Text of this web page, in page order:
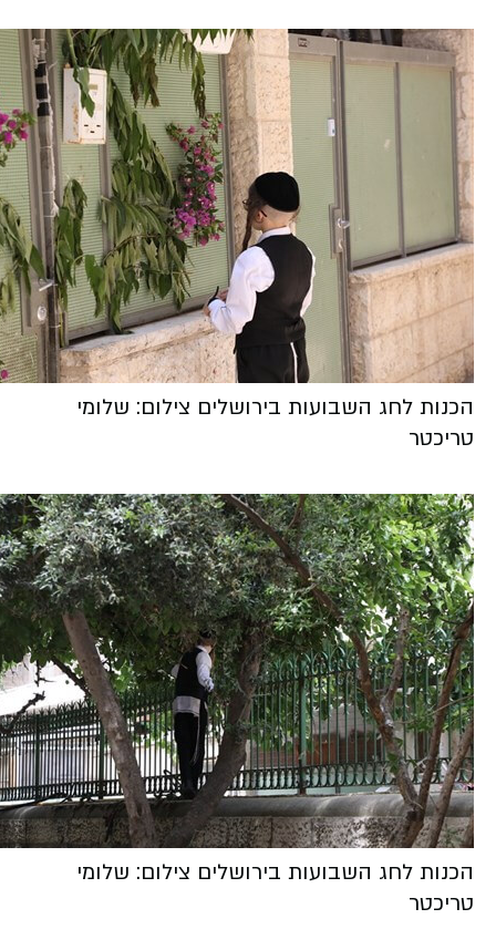
הכנות לחג השבועות בירושלים צילום: שלומי
טריכטר
הכנות לחג השבועות בירושלים צילום: שלומי
טריכטר